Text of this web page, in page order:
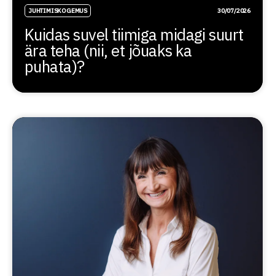
JUHTIMISKOGEMUS 30/07/2026
Kuidas suvel tiimiga midagi suurt
ära teha (nii, et jõuaks ka
puhata)?